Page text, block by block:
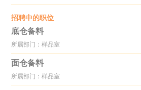
招聘中的职位
底仓备料
所属部门：样品室
面仓备料
所属部门：样品室